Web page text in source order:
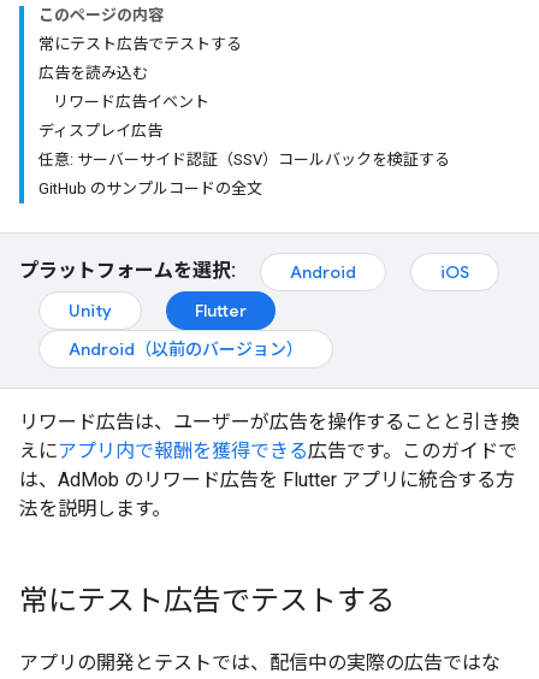
このページの内容
常にテスト広告でテストする
広告を読み込む
リワード広告イベント
ディスプレイ広告
任意: サーバーサイド認証（SSV）コールバックを検証する
GitHub のサンプルコードの全文
プラットフォームを選択: Android
iOS
Unity
Flutter
Android（以前のバージョン）
リワード広告は、ユーザーが広告を操作することと引き換
えにアプリ内で報酬を獲得できる広告です。このガイドで
は、AdMob のリワード広告を Flutter アプリに統合する方
法を説明します。
常にテスト広告でテストする
アプリの開発とテストでは、配信中の実際の広告ではな